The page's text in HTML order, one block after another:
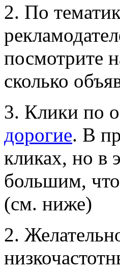
2. По
посмотрите
сколько
3. Клики по
дорогие. В
кликах, но в
большим,
(см. ниже)
2.